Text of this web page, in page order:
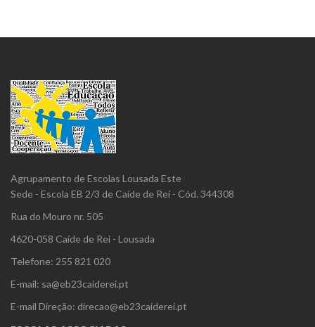
Agrupamento de Escolas Lousada Este
Sede - Escola EB 2/3 de Caíde de Rei - Cód. 344308
Rua do Mouro nr. 505
4620-058 Caíde de Rei - Lousada
Telefone: 255 821 020
E-mail: sa@eb23caiderei.pt
E-mail Direção: direcao@eb23caiderei.pt